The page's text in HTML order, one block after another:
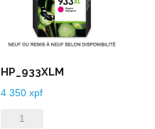
HP_933XLM
4 350xpf
quantité